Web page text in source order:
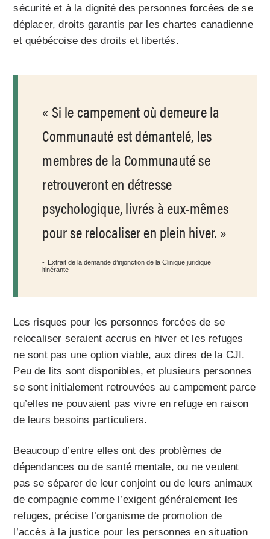
sécurité et à la dignité des personnes forcées de se
déplacer, droits garantis par les chartes canadienne
et québécoise des droits et libertés.
Si le campement où demeure la
Communauté est démantelé, les
membres de la Communauté se
retrouveront en détresse
psychologique, livrés à eux-mêmes
pour se relocaliser en plein hiver.
Extrait de la demande d’injonction de la Clinique juridique
itinérante
Les risques pour les personnes forcées de se
relocaliser seraient accrus en hiver et les refuges
ne sont pas une option viable, aux dires de la CJI.
Peu de lits sont disponibles, et plusieurs personnes
se sont initialement retrouvées au campement parce
qu’elles ne pouvaient pas vivre en refuge en raison
de leurs besoins particuliers.
Beaucoup d’entre elles ont des problèmes de
dépendances ou de santé mentale, ou ne veulent
pas se séparer de leur conjoint ou de leurs animaux
de compagnie comme l’exigent généralement les
refuges, précise l’organisme de promotion de
l’accès à la justice pour les personnes en situation